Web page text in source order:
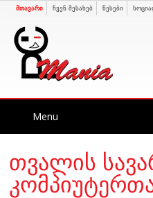
მთავარი ჩვენ შესახებ წესები
Menu
თვალის